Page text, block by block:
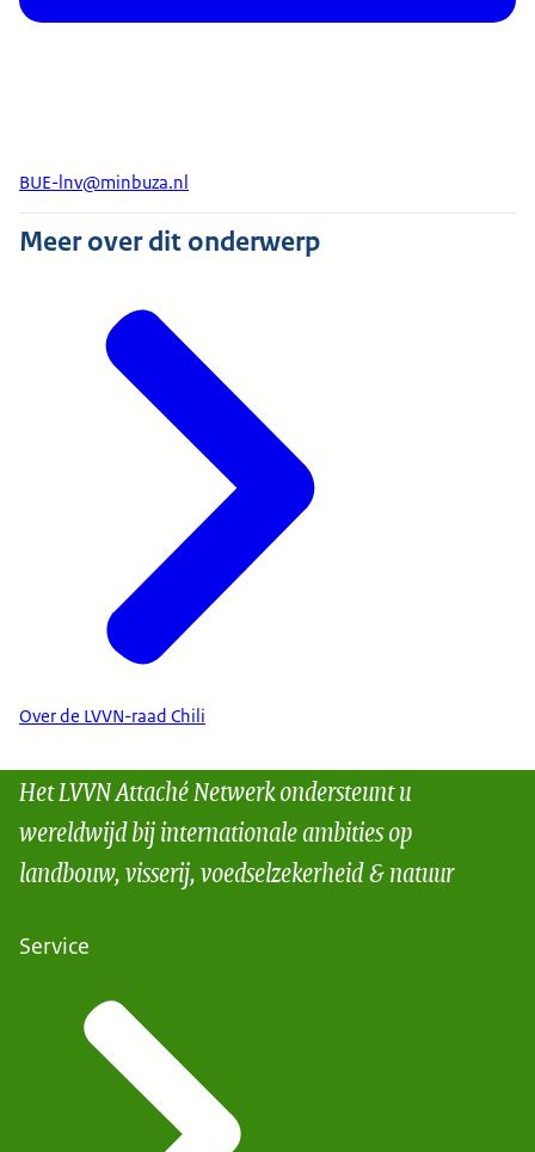
BUE-lnv@minbuza.nl
Meer over dit onderwerp
Over de LVVN-raad Chili
Het LVVN Attaché Netwerk ondersteunt u
wereldwijd bij internationale ambities op
landbouw, visserij, voedselzekerheid & natuur
Service